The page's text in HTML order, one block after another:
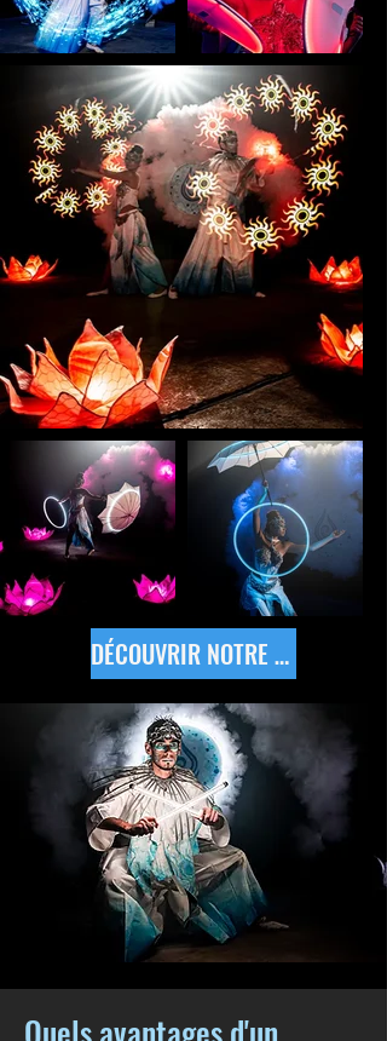
DÉCOUVRIR NOTRE SPECTACLE